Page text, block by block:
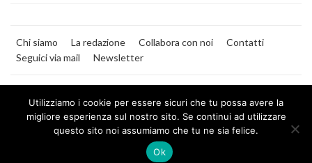
Chi siamo La redazione Collabora con noi
Contatti
Seguici via mail
Newsletter
MilanoNera
Utilizziamo i cookie per essere sicuri che tu possa avere la
migliore esperienza sul nostro sito. Se continui ad utilizzare
questo sito noi assumiamo che tu ne sia felice.
Ok